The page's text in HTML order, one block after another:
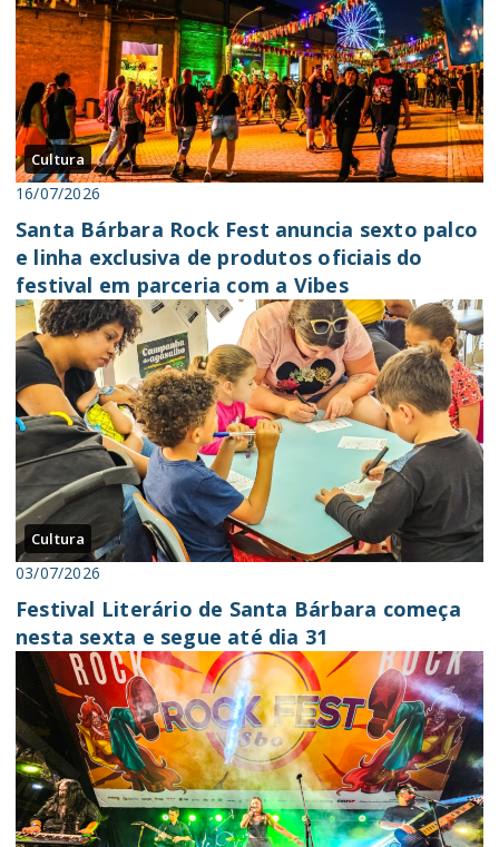
Cultura
16/07/2026
Santa Bárbara Rock Fest anuncia sexto palco
e linha exclusiva de produtos oficiais do
festival em parceria com a Vibes
Cultura
03/07/2026
Festival Literário de Santa Bárbara começa
nesta sexta e segue até dia 31